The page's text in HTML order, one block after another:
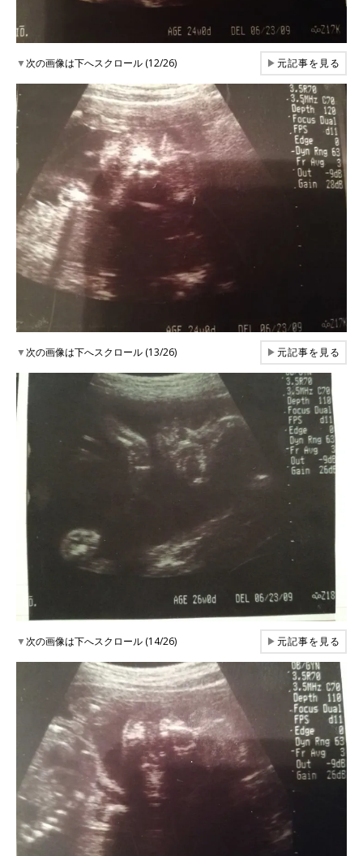
▼次の画像は下へスクロール (12/26) ▶元記事を見る
▼次の画像は下へスクロール (13/26) ▶元記事を見る
▼次の画像は下へスクロール (14/26) ▶元記事を見る